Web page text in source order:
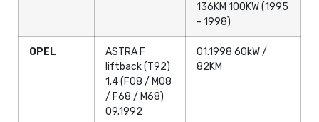
136KM 100KW (1995
- 1998)
OPEL
ASTRA F
liftback (T92)
1.4 (F08 / M08
/ F68 / M68)
09.1992
01.1998 60kW /
82KM